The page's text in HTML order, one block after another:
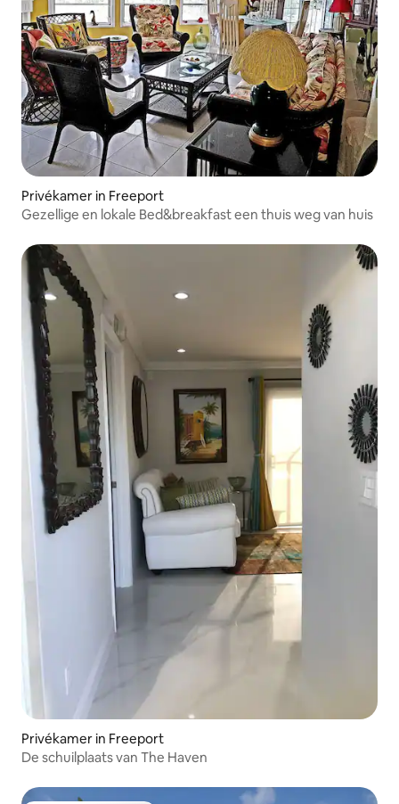
Privékamer in Freeport
Gezellige en lokale Bed&breakfast een thuis weg van huis
Privékamer in Freeport
De schuilplaats van The Haven